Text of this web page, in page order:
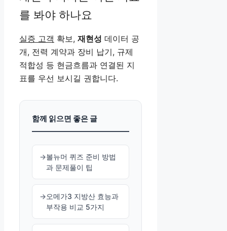
를 봐야 하나요
실증 고객 확보, 재현성 데이터 공
개, 전력 계약과 장비 납기, 규제
적합성 등 현금흐름과 연결된 지
표를 우선 보시길 권합니다.
함께 읽으면 좋은 글
볼뉴머 퀴즈 준비 방법
과 문제풀이 팁
오메가3 지방산 효능과
부작용 비교 5가지